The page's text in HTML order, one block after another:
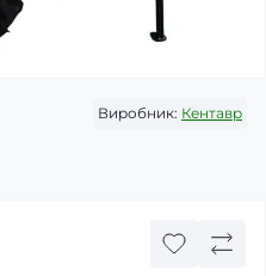
Виробник: Кентавр